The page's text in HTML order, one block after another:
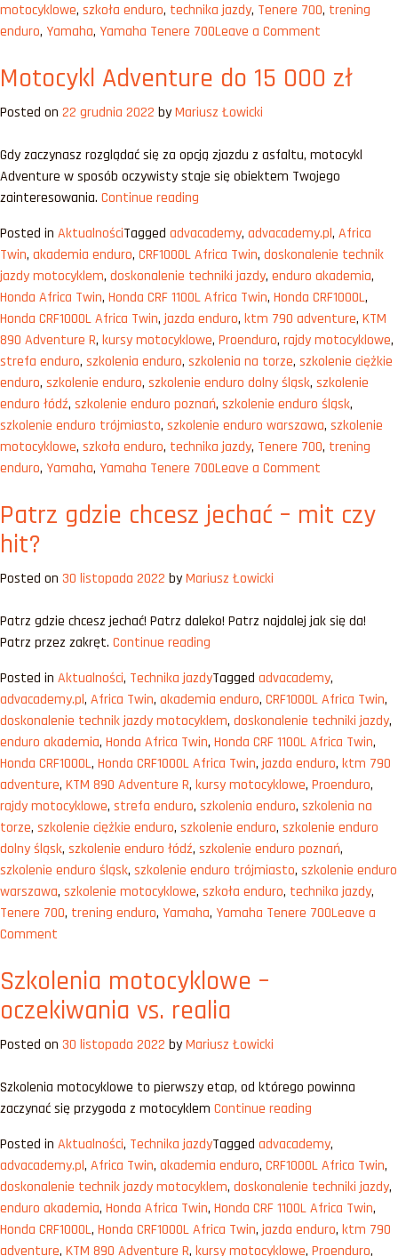
motocyklowe, szkoła enduro, technika jazdy, Tenere 700, trening
enduro, Yamaha, Yamaha Tenere 700Leave a Comment
Adventure
zł
Motocykl Adventure do 15 000 zł
Posted on 22 grudnia 2022 byMariusz Łowicki
Gdy zaczynasz rozglądać się za opcją zjazdu z asfaltu, motocykl
Adventure w sposób oczywisty staje się obiektem Twojego
zainteresowania. Continue reading
do
15
000
zł”
Posted in AktualnościTagged advacademy, advacademy.pl, Africa
Twin, akademia enduro, CRF1000L Africa Twin, doskonalenie technik
jazdy motocyklem, doskonalenie techniki jazdy, enduro akademia,
Honda Africa Twin, Honda CRF 1100L Africa Twin, Honda CRF1000L,
Honda CRF1000L Africa Twin,jazda enduro, ktm 790 adventure, KTM
890 Adventure R, kursy motocyklowe, Proenduro, rajdy motocyklowe,
strefa enduro, szkolenia enduro, szkolenia na torze, szkolenie ciężkie
enduro, szkolenie enduro, szkolenie enduro dolny śląsk, szkolenie
enduro łódź, szkolenie enduro poznań, szkolenie enduro śląsk,
szkolenie enduro trójmiasto, szkolenie enduro warszawa, szkolenie
motocyklowe, szkoła enduro, technika jazdy, Tenere 700, trening
enduro, Yamaha, Yamaha Tenere 700Leave a Comment
Adventure
Patrz gdzie chcesz jechać – mit czy
hit?
Posted on 30 listopada 2022 byMariusz Łowicki
Patrz gdzie chcesz jechać! Patrz daleko! Patrz najdalej jak się da!
Patrz przez zakręt. Continue reading
chcesz
jechać
–
mit
czy
hit?”
Posted in Aktualności, Technika jazdyTagged advacademy,
advacademy.pl, Africa Twin, akademia enduro, CRF1000L Africa Twin,
doskonalenie technik jazdy motocyklem, doskonalenie techniki jazdy,
enduro akademia, Honda Africa Twin, Honda CRF 1100L Africa Twin,
Honda CRF1000L, Honda CRF1000L Africa Twin,jazda enduro, ktm 790
adventure, KTM 890 Adventure R, kursy motocyklowe, Proenduro,
rajdy motocyklowe, strefa enduro, szkolenia enduro, szkolenia na
torze, szkolenie ciężkie enduro, szkolenie enduro, szkolenie enduro
dolny śląsk, szkolenie enduro łódź, szkolenie enduro poznań,
szkolenie enduro śląsk, szkolenie enduro trójmiasto, szkolenie enduro
warszawa, szkolenie motocyklowe, szkoła enduro, technika jazdy,
Tenere 700, trening enduro, Yamaha, Yamaha Tenere 700Leave a
Comment
gdzie
chcesz
jechać
–
czy
hit?
Szkolenia motocyklowe –
oczekiwania vs. realia
Posted on 30 listopada 2022 byMariusz Łowicki
Szkolenia motocyklowe to pierwszy etap, od którego powinna
zaczynać się przygoda z motocyklem Continue reading
–
oczekiwania
vs.
realia”
Posted in Aktualności, Technika jazdyTagged advacademy,
advacademy.pl, Africa Twin, akademia enduro, CRF1000L Africa Twin,
doskonalenie technik jazdy motocyklem, doskonalenie techniki jazdy,
enduro akademia, Honda Africa Twin, Honda CRF 1100L Africa Twin,
Honda CRF1000L, Honda CRF1000L Africa Twin,jazda enduro, ktm 790
adventure, KTM 890 Adventure R, kursy motocyklowe, Proenduro,